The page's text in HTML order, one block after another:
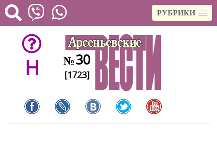
РУБРИКИ
H №30
[1723]